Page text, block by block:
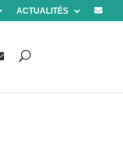
ACTUALITÉS